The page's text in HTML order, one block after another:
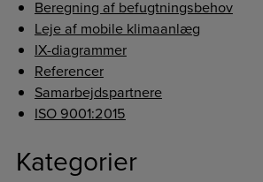
Beregning af befugtningsbehov
Leje af mobile klimaanlæg
IX-diagrammer
Referencer
Samarbejdspartnere
ISO 9001:2015
Kategorier